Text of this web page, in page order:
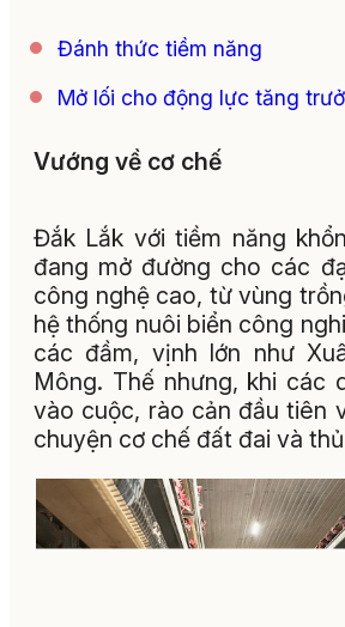
Đánh thức tiềm năng
Mở lối cho động lực tăng
Vướng về cơ chế
Đắk Lắk với tiềm năng
đang mở đường cho các
công nghệ cao, từ vùng
hệ thống nuôi biển công
các đầm, vịnh lớn như
Mông. Thế nhưng, khi các
vào cuộc, rào cản đầu tiên
chuyện cơ chế đất đai và